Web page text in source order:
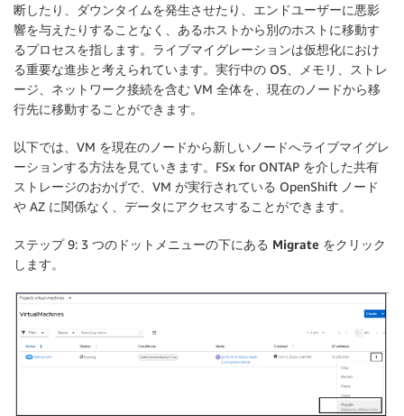
断したり、ダウンタイムを発生させたり、エンドユーザーに悪影
響を与えたりすることなく、あるホストから別のホストに移動す
るプロセスを指します。ライブマイグレーションは仮想化におけ
る重要な進歩と考えられています。実行中の OS、メモリ、ストレ
ージ、ネットワーク接続を含む VM 全体を、現在のノードから移
行先に移動することができます。
以下では、VM を現在のノードから新しいノードへライブマイグレ
ーションする方法を見ていきます。FSx for ONTAP を介した共有
ストレージのおかげで、VM が実行されている OpenShift ノード
や AZ に関係なく、データにアクセスすることができます。
ステップ 9: 3 つのドットメニューの下にある Migrate をクリック
します。